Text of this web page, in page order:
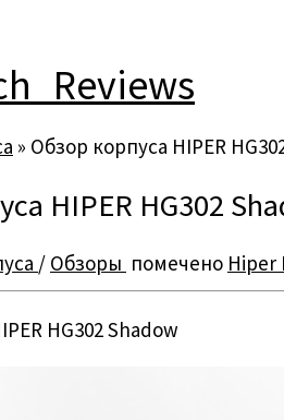
» Обзор корпуса HIPER
HIPER HG302
/ Обзоры помечено Hiper
HG302 Shadow